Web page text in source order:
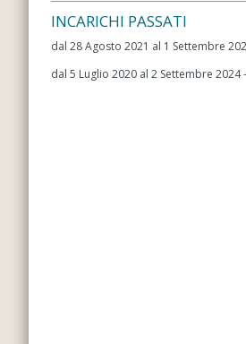
INCARICHI PASSATI
dal 28 Agosto 2021 al 1 Settembre
dal 5 Luglio 2020 al 2 Settembre